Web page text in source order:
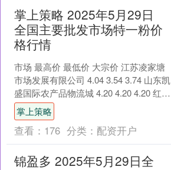
掌上策略 2025年5月29日
全国主要批发市场特一粉价
格行情
市场 最高价 最低价 大宗价 江苏凌家塘
市场发展有限公司 4.04 3.54 3.74 山东凯
盛国际农产品物流城 4.20 4.20 4.20 红星
实业集团有限....
掌上策略
查看： 176 分类： 配资开户
锦盈多 2025年5月29日全